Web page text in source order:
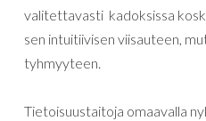
valitettavasti kadoksissa
sen intuitiivisen viisauteen,
tyhmyyteen.
Tietoisuustaitoja omaavalla